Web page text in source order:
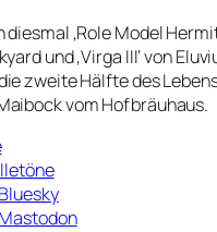
‚Role Model
und ‚Virga III‘ von
zweite Hälfte des
vom Hofbräuhaus.